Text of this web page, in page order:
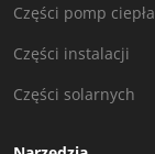
Części pomp ciepła
Części instalacji
Części solarnych